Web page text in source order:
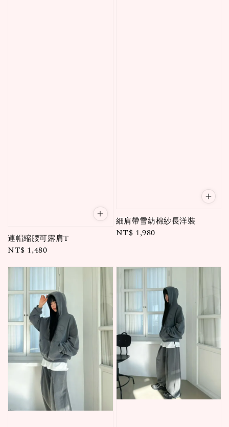
連帽縮腰可露肩T
Regular
NT$ 1,480
細肩帶雪紡棉紗長洋裝
Regular
NT$ 1,980